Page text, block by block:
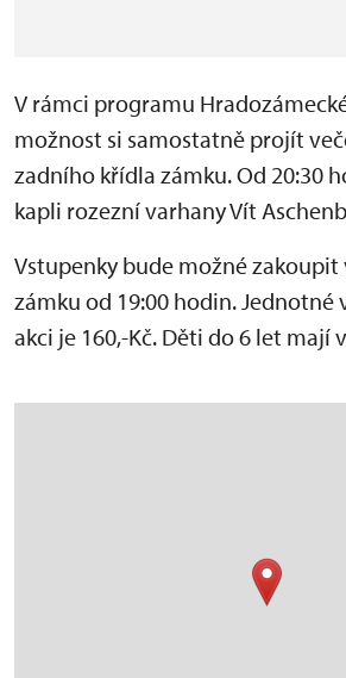
V rámci programu
možnost si samostatně projít
zadního křídla zámku. Od 20:30
kapli rozezní varhany Vít
Vstupenky bude možné zakoupit
zámku od 19:00 hodin.
akci je 160,-Kč. Děti do 6 let mají